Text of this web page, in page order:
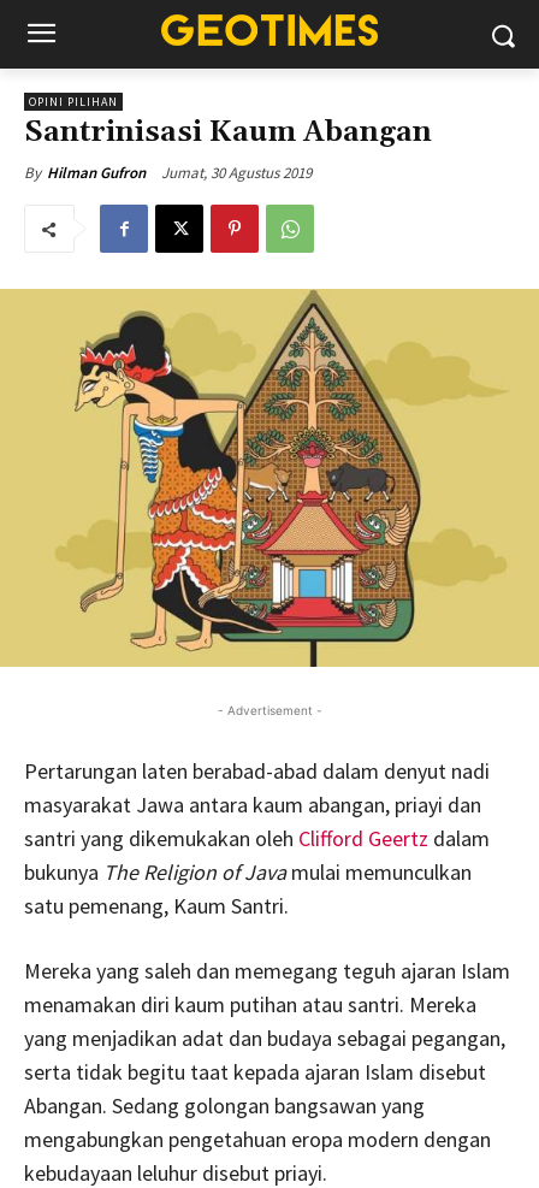
OPINI PILIHAN
Santrinisasi Kaum Abangan
By Hilman Gufron Jumat, 30 Agustus 2019
- Advertisement -
Pertarungan laten berabad-abad dalam denyut nadi
masyarakat Jawa antara kaum abangan, priayi dan
santri yang dikemukakan oleh Clifford Geertz dalam
bukunya The Religion of Javamulai memunculkan
satu pemenang, Kaum Santri.
Mereka yang saleh dan memegang teguh ajaran Islam
menamakan diri kaum putihan atau santri. Mereka
yang menjadikan adat dan budaya sebagai pegangan,
serta tidak begitu taat kepada ajaran Islam disebut
Abangan. Sedang golongan bangsawan yang
mengabungkan pengetahuan eropa modern dengan
kebudayaan leluhur disebut priayi.